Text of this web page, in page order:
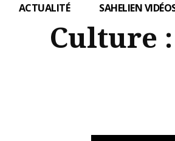
ACTUALITÉ SAHELIEN
Culture